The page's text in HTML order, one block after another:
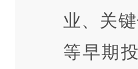
业、关
等早期